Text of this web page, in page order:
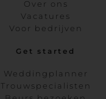
Over ons
Vacatures
Voor bedrijven
Get started
Weddingplanner
Trouwspecialisten